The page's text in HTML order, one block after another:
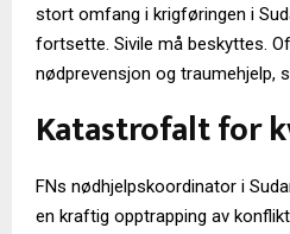
stort omfang i krigføringen i
fortsette. Sivile må beskyttes.
nødprevensjon og traumehjelp,
Katastrofalt for
FNs nødhjelpskoordinator i
en kraftig opptrapping av